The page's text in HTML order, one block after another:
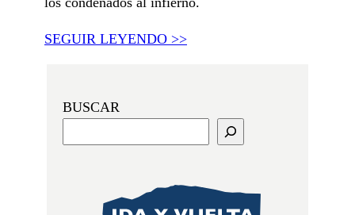
SEGUIR LEYENDO >>
BUSCAR